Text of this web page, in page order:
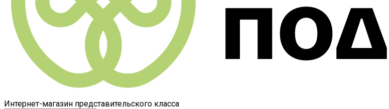
Интернет-магазин представительского класса